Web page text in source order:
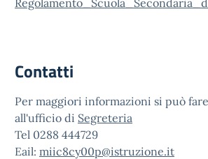
Contatti
Per maggiori informazioni si può
all'ufficio di Segreteria
Tel 0288 444729
Eail: miic8cy00p@istruzione.it